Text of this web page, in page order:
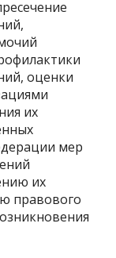
оценки
их
мер
их
правового